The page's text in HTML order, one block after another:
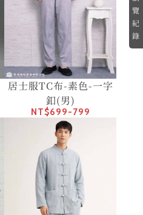
居士服TC布-素色-一字
釦(男)
NT$699-799
覽
紀
錄